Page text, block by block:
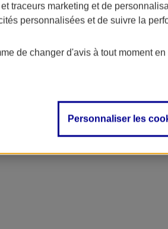
traceurs marketing et de
personnalisées et de suivre la
de changer d'avis à tout moment
Personnaliser les